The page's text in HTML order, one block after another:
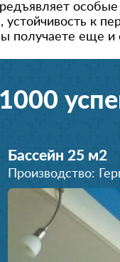
к
получаете еще и
Бассейн 25 м2
Производство: